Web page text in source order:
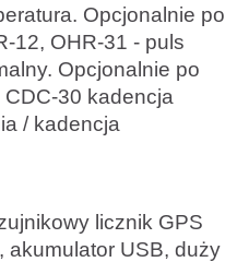
Opcjonalnie po
12, OHR-31 - puls
Opcjonalnie po
30 kadencja
/ kadencja
licznik GPS
akumulator USB, duży